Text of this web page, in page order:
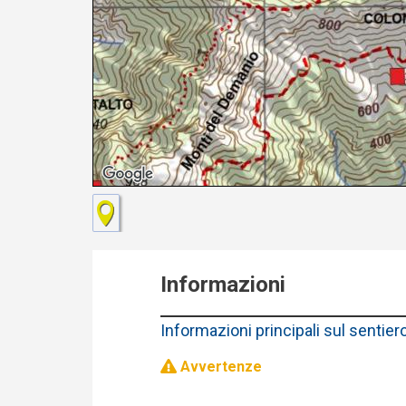
Informazioni
Informazioni principali sul
Avvertenze